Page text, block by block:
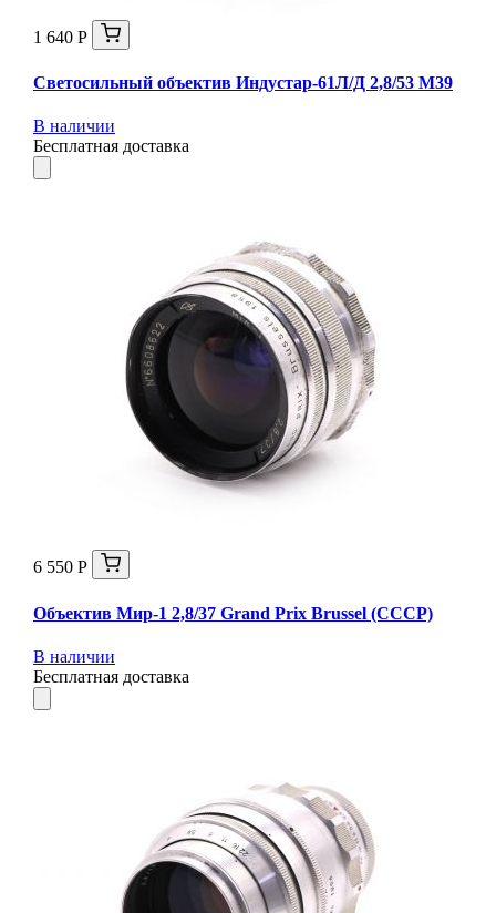
1 640 Р
Светосильный объектив Индустар-61Л/Д 2,8/53 М39
В наличии
Бесплатная доставка
6 550 Р
Объектив Мир-1 2,8/37 Grand Prix Brussel (СССР)
В наличии
Бесплатная доставка